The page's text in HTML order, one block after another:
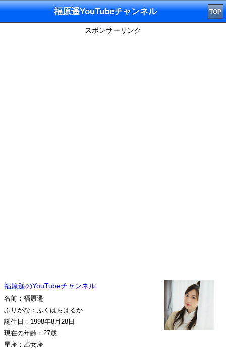
福原遥YouTubeチャンネル TOP
スポンサーリンク
福原遥のYouTubeチャンネル
名前：福原遥
ふりがな：ふくはらはるか
誕生日：1998年8月28日
現在の年齢：27歳
星座：乙女座